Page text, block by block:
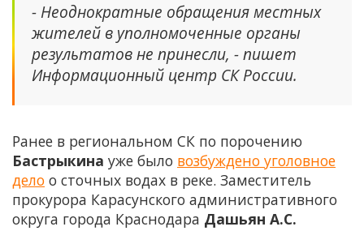
- Неоднократные обращения местных
жителей в уполномоченные органы
результатов не принесли, - пишет
Информационный центр СК России.
Ранее в региональном СК по порочению
Бастрыкина уже было возбуждено уголовное
дело о сточных водах в реке. Заместитель
прокурора Карасунского административного
округа города Краснодара Дашьян А.С.